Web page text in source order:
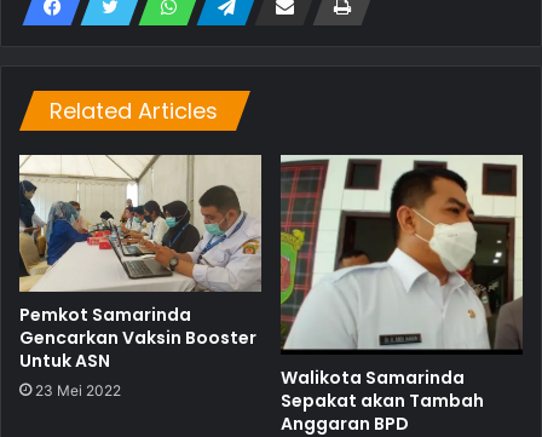
Related Articles
Pemkot Samarinda
Gencarkan Vaksin Booster
Untuk ASN
23 Mei 2022
Walikota Samarinda
Sepakat akan Tambah
Anggaran BPD